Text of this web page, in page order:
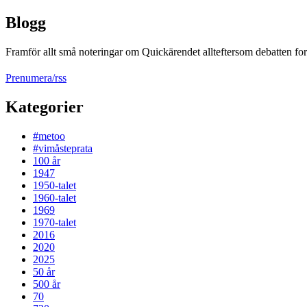
Blogg
Framför allt små noteringar om Quickärendet allteftersom debatten
Prenumera/rss
Kategorier
#metoo
#vimåsteprata
100 år
1947
1950-talet
1960-talet
1969
1970-talet
2016
2020
2025
50 år
500 år
70